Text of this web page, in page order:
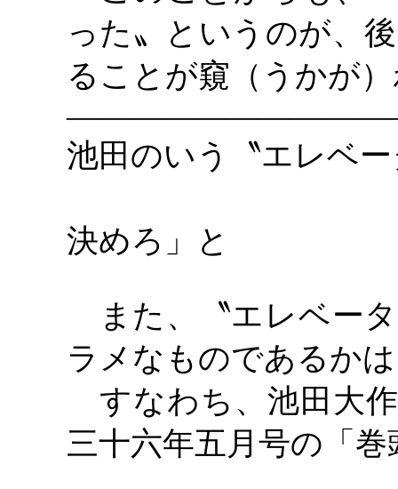
った〟というのが、
ることが窺（うかが
池田のいう〝エレベ
決めろ」と
また、〝エレベー
ラメなものであるか
すなわち、池田大
三十六年五月号の「巻